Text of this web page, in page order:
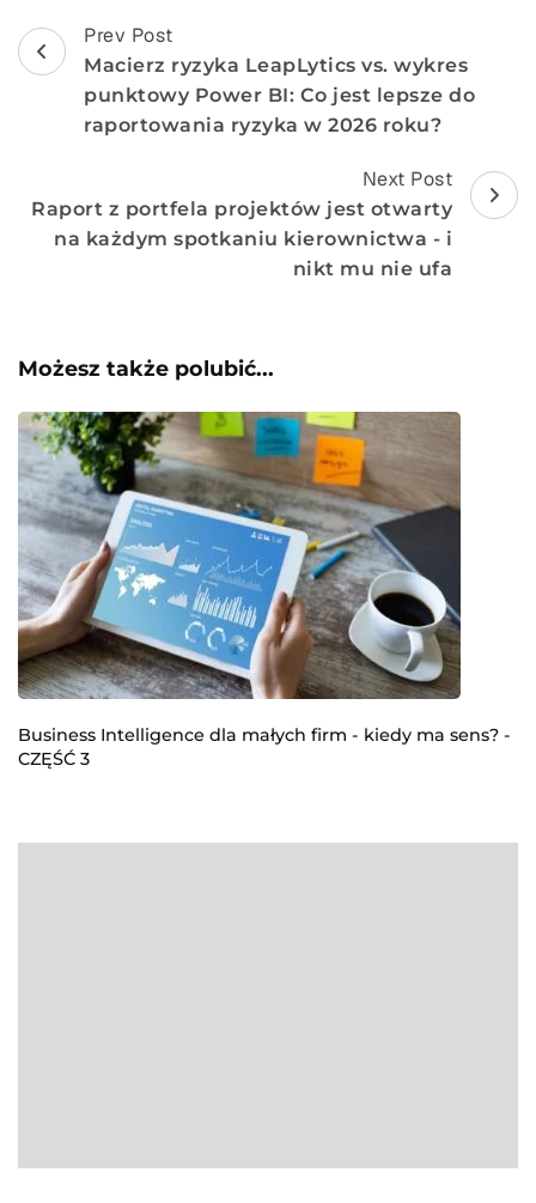
Post
Nawigacja
Prev Post
Macierz ryzyka LeapLytics vs. wykres
punktowy Power BI: Co jest lepsze do
raportowania ryzyka w 2026 roku?
Next Post
Raport z portfela projektów jest otwarty
na każdym spotkaniu kierownictwa - i
nikt mu nie ufa
Możesz także polubić...
Business Intelligence dla małych firm - kiedy ma sens? -
CZĘŚĆ 3